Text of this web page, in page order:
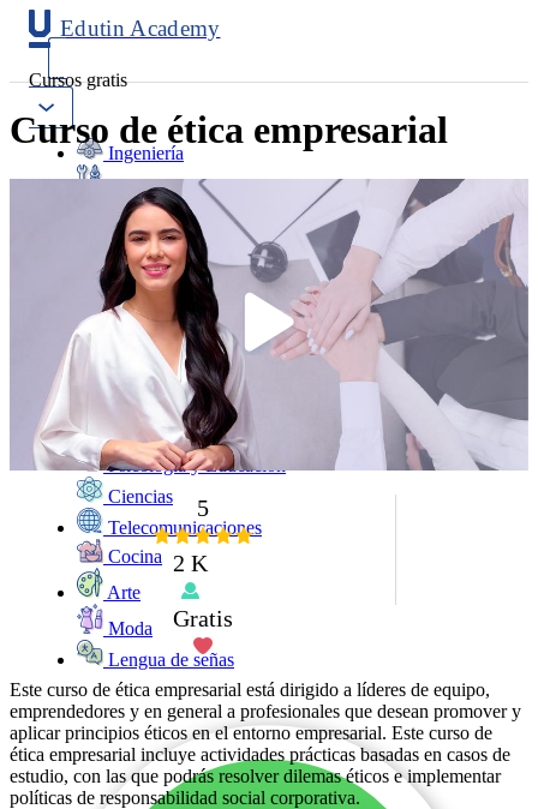
Edutin Academy
Cursos gratis
Ingeniería
Mantenimiento
Software
Diseño
Negocios
Salud
Programación
Marketing
Idiomas
Deporte
Psicología y Educación
Ciencias
Telecomunicaciones
Cocina
Arte
Moda
Lengua de señas
Curso de ética empresarial
5
2 K
Gratis
Este curso de ética empresarial está dirigido a líderes de equipo,
emprendedores y en general a profesionales que desean promover y
aplicar principios éticos en el entorno empresarial. Este curso de
ética empresarial incluye actividades prácticas basadas en casos de
estudio, con las que podrás resolver dilemas éticos e implementar
políticas de responsabilidad social corporativa.